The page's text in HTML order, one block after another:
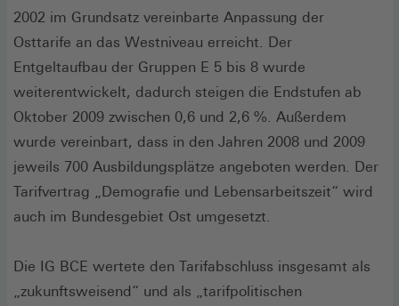
2002 im Grundsatz vereinbarte Anpassung der
Osttarife an das Westniveau erreicht. Der
Entgeltaufbau der Gruppen E 5 bis 8 wurde
weiterentwickelt, dadurch steigen die Endstufen ab
Oktober 2009 zwischen 0,6 und 2,6 %. Außerdem
wurde vereinbart, dass in den Jahren 2008 und 2009
jeweils 700 Ausbildungsplätze angeboten werden. Der
Tarifvertrag „Demografie und Lebensarbeitszeit“ wird
auch im Bundesgebiet Ost umgesetzt.
Die IG BCE wertete den Tarifabschluss insgesamt als
„zukunftsweisend“ und als „tarifpolitischen